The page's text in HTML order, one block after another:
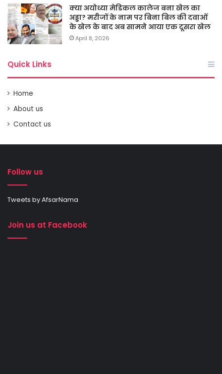
क्या अयोध्या मेडिकल कालेज बना खेल का
अड्डा? मरीजों के नाम पर बिना बिल की दवाओं
के खेल के बाद अब सामने आया एक दूसरा खेल
April 8, 2026
Quick Links
Home
About us
Contact us
Follow us
Tweets by AfsarNama
Join us at Facebook